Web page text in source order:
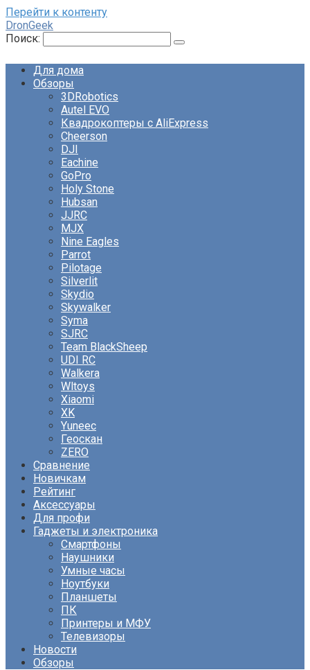
Перейти к контенту
DronGeek
Поиск:
Для дома
Обзоры
3DRobotics
Autel EVO
Квадрокоптеры с AliExpress
Cheerson
DJI
Eachine
GoPro
Holy Stone
Hubsan
JJRC
MJX
Nine Eagles
Parrot
Pilotage
Silverlit
Skydio
Skywalker
Syma
SJRC
Team BlackSheep
UDI RC
Walkera
Wltoys
Xiaomi
XK
Yuneec
Геоскан
ZERO
Сравнение
Новичкам
Рейтинг
Аксессуары
Для профи
Гаджеты и электроника
Смартфоны
Наушники
Умные часы
Ноутбуки
Планшеты
ПК
Принтеры и МФУ
Телевизоры
Новости
Обзоры